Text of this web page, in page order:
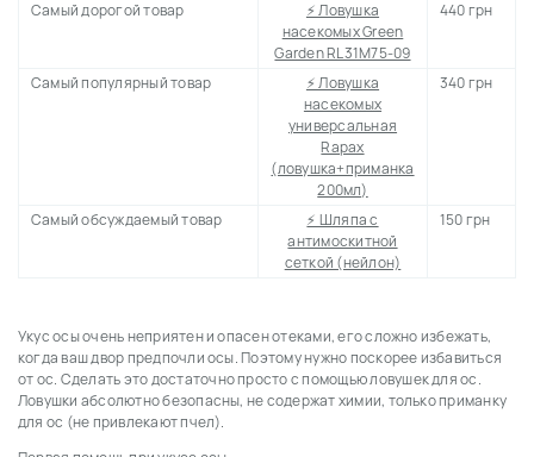
Самый дорогой товар
⚡ Ловушка
насекомых Green
Garden RL31M75-09
440 грн
Самый популярный товар
⚡ Ловушка
насекомых
универсальная
Rapax
(ловушка+приманка
200мл)
340 грн
Самый обсуждаемый товар
⚡ Шляпа с
антимоскитной
сеткой (нейлон)
150 грн
Укус осы очень неприятен и опасен отеками, его сложно избежать,
когда ваш двор предпочли осы. Поэтому нужно поскорее избавиться
от ос. Сделать это достаточно просто с помощью ловушек для ос.
Ловушки абсолютно безопасны, не содержат химии, только приманку
для ос (не привлекают пчел).